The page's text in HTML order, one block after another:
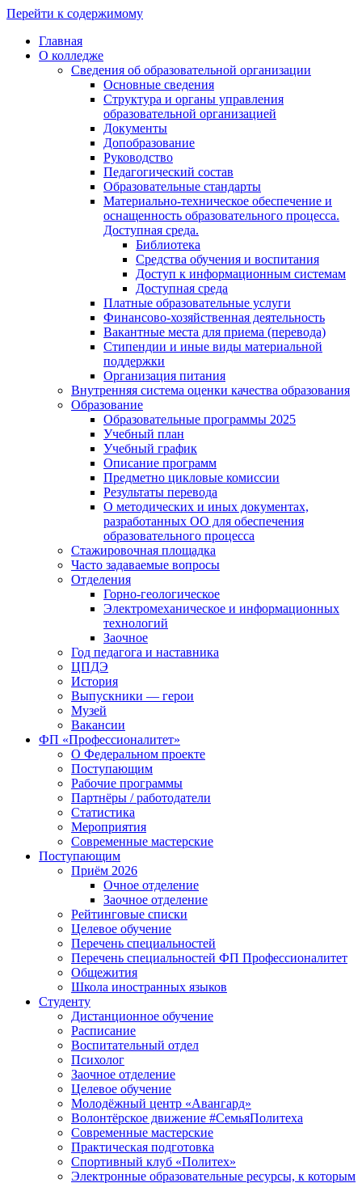
Перейти к содержимому
Главная
О колледже
Сведения об образовательной организации
Основные сведения
Структура и органы управления
образовательной организацией
Документы
Допобразование
Руководство
Педагогический состав
Образовательные стандарты
Материально-техническое обеспечение и
оснащенность образовательного процесса.
Доступная среда.
Библиотека
Средства обучения и воспитания
Доступ к информационным системам
Доступная среда
Платные образовательные услуги
Финансово-хозяйственная деятельность
Вакантные места для приема (перевода)
Стипендии и иные виды материальной
поддержки
Организация питания
Внутренняя система оценки качества образования
Образование
Образовательные программы 2025
Учебный план
Учебный график
Описание программ
Предметно цикловые комиссии
Результаты перевода
О методических и иных документах,
разработанных ОО для обеспечения
образовательного процесса
Стажировочная площадка
Часто задаваемые вопросы
Отделения
Горно-геологическое
Электромеханическое и информационных
технологий
Заочное
Год педагога и наставника
ЦПДЭ
История
Выпускники — герои
Музей
Вакансии
ФП «Профессионалитет»
О Федеральном проекте
Поступающим
Рабочие программы
Партнёры / работодатели
Статистика
Мероприятия
Современные мастерские
Поступающим
Приём 2026
Очное отделение
Заочное отделение
Рейтинговые списки
Целевое обучение
Перечень специальностей
Перечень специальностей ФП Профессионалитет
Общежития
Школа иностранных языков
Студенту
Дистанционное обучение
Расписание
Воспитательный отдел
Психолог
Заочное отделение
Целевое обучение
Молодёжный центр «Авангард»
Волонтёрское движение #СемьяПолитеха
Современные мастерские
Практическая подготовка
Спортивный клуб «Политех»
Электронные образовательные ресурсы, к которым